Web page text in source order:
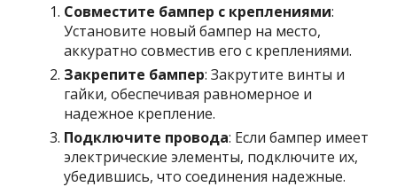
Совместите бампер с креплениями:
Установите новый бампер на место,
аккуратно совместив его с креплениями.
Закрепите бампер: Закрутите винты и
гайки, обеспечивая равномерное и
надежное крепление.
Подключите провода: Если бампер имеет
электрические элементы, подключите их,
убедившись, что соединения надежные.